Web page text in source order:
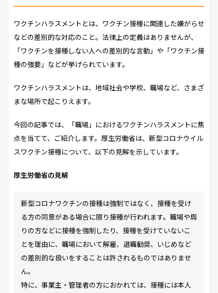
ワクチンハラスメントとは、ワクチン接種に関連した嫌がらせ
などの差別的な対応のこと。法律上の定義はありませんが、
「ワクチンを接種しない人への差別的な言動」や「ワクチン接
種の強要」などが挙げられています。
ワクチンハラスメントは、地域社会や学校、職場など、さまざ
まな場所で起こりえます。
今回の記事では、「職場」におけるワクチンハラスメントに焦
点を当てて、ご紹介します。厚生労働省は、新型コロナウイル
スワクチン接種について、以下の見解を示しています。
厚生労働省の見解
新型コロナワクチンの接種は強制ではなく、接種を受け
る方の同意がある場合に限り接種が行われます。職場や周
りの方などに接種を強制したり、接種を受けていないこ
とを理由に、職場において解雇、退職勧奨、いじめなど
の差別的な扱いをすることは許されるものではありませ
ん。
特に、事業主・管理者の方におかれては、接種には本人